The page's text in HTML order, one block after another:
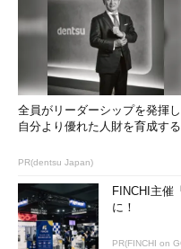
全員がリーダーシップを発揮し
自分より優れた人財を育成する
PR(dentsu Japan)
FINCHI主催
に！
PR(FINCHI on